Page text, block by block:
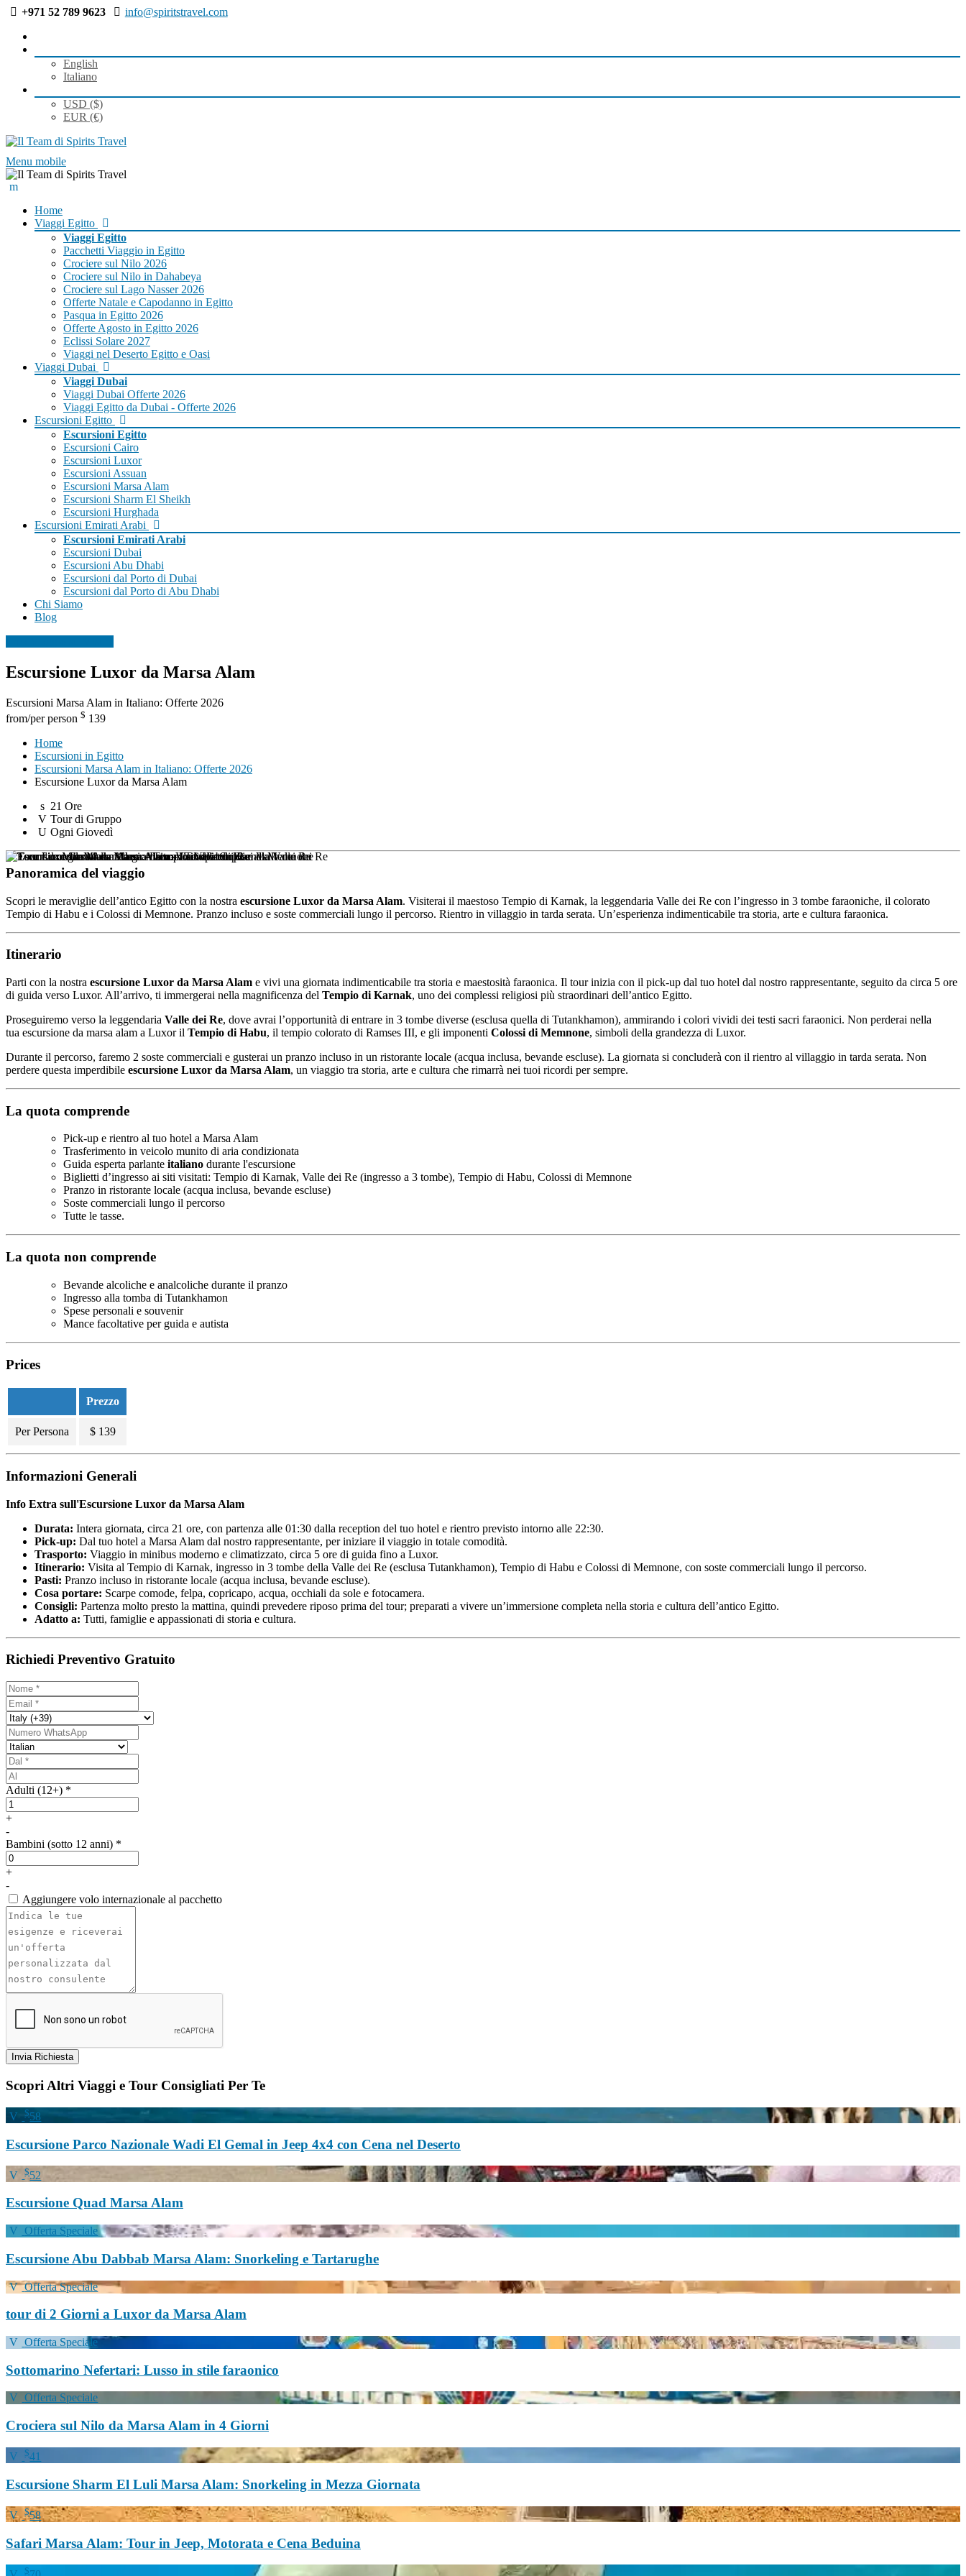
+971 52 789 9623 info@spiritstravel.com
English
Italiano
USD ($)
EUR (€)
Menu mobile
Home
Viaggi Egitto
Viaggi Egitto
Pacchetti Viaggio in Egitto
Crociere sul Nilo 2026
Crociere sul Nilo in Dahabeya
Crociere sul Lago Nasser 2026
Offerte Natale e Capodanno in Egitto
Pasqua in Egitto 2026
Offerte Agosto in Egitto 2026
Eclissi Solare 2027
Viaggi nel Deserto Egitto e Oasi
Viaggi Dubai
Viaggi Dubai
Viaggi Dubai Offerte 2026
Viaggi Egitto da Dubai - Offerte 2026
Escursioni Egitto
Escursioni Egitto
Escursioni Cairo
Escursioni Luxor
Escursioni Assuan
Escursioni Marsa Alam
Escursioni Sharm El Sheikh
Escursioni Hurghada
Escursioni Emirati Arabi
Escursioni Emirati Arabi
Escursioni Dubai
Escursioni Abu Dhabi
Escursioni dal Porto di Dubai
Escursioni dal Porto di Abu Dhabi
Chi Siamo
Blog
Escursione Luxor da Marsa Alam
Escursioni Marsa Alam in Italiano: Offerte 2026
from/per person $ 139
Home
Escursioni in Egitto
Escursioni Marsa Alam in Italiano: Offerte 2026
Escursione Luxor da Marsa Alam
21 Ore
Tour di Gruppo
Ogni Giovedì
Panoramica del viaggio
Scopri le meraviglie dell’antico Egitto con la nostra escursione Luxor da Marsa Alam. Visiterai il maestoso Tempio di Karnak, la leggendaria Valle dei Re con l’ingresso in 3 tombe faraoniche, il colorato
Tempio di Habu e i Colossi di Memnone. Pranzo incluso e soste commerciali lungo il percorso. Rientro in villaggio in tarda serata. Un’esperienza indimenticabile tra storia, arte e cultura faraonica.
Itinerario
Parti con la nostra escursione Luxor da Marsa Alam e vivi una giornata indimenticabile tra storia e maestosità faraonica. Il tour inizia con il pick-up dal tuo hotel dal nostro rappresentante, seguito da circa 5 ore
di guida verso Luxor. All’arrivo, ti immergerai nella magnificenza del Tempio di Karnak, uno dei complessi religiosi più straordinari dell’antico Egitto.
Proseguiremo verso la leggendaria Valle dei Re, dove avrai l’opportunità di entrare in 3 tombe diverse (esclusa quella di Tutankhamon), ammirando i colori vividi dei testi sacri faraonici. Non perderai nella
tua escursione da marsa alam a Luxor il Tempio di Habu, il tempio colorato di Ramses III, e gli imponenti Colossi di Memnone, simboli della grandezza di Luxor.
Durante il percorso, faremo 2 soste commerciali e gusterai un pranzo incluso in un ristorante locale (acqua inclusa, bevande escluse). La giornata si concluderà con il rientro al villaggio in tarda serata. Non
perdere questa imperdibile escursione Luxor da Marsa Alam, un viaggio tra storia, arte e cultura che rimarrà nei tuoi ricordi per sempre.
La quota comprende
Pick-up e rientro al tuo hotel a Marsa Alam
Trasferimento in veicolo munito di aria condizionata
Guida esperta parlante italiano durante l'escursione
Biglietti d’ingresso ai siti visitati: Tempio di Karnak, Valle dei Re (ingresso a 3 tombe), Tempio di Habu, Colossi di Memnone
Pranzo in ristorante locale (acqua inclusa, bevande escluse)
Soste commerciali lungo il percorso
Tutte le tasse.
La quota non comprende
Bevande alcoliche e analcoliche durante il pranzo
Ingresso alla tomba di Tutankhamon
Spese personali e souvenir
Mance facoltative per guida e autista
Prices
Prezzo
Per Persona $ 139
Informazioni Generali
Info Extra sull'Escursione Luxor da Marsa Alam
Durata: Intera giornata, circa 21 ore, con partenza alle 01:30 dalla reception del tuo hotel e rientro previsto intorno alle 22:30.
Pick-up: Dal tuo hotel a Marsa Alam dal nostro rappresentante, per iniziare il viaggio in totale comodità.
Trasporto: Viaggio in minibus moderno e climatizzato, circa 5 ore di guida fino a Luxor.
Itinerario: Visita al Tempio di Karnak, ingresso in 3 tombe della Valle dei Re (esclusa Tutankhamon), Tempio di Habu e Colossi di Memnone, con soste commerciali lungo il percorso.
Pasti: Pranzo incluso in ristorante locale (acqua inclusa, bevande escluse).
Cosa portare: Scarpe comode, felpa, copricapo, acqua, occhiali da sole e fotocamera.
Consigli: Partenza molto presto la mattina, quindi prevedere riposo prima del tour; preparati a vivere un’immersione completa nella storia e cultura dell’antico Egitto.
Adatto a: Tutti, famiglie e appassionati di storia e cultura.
Richiedi Preventivo Gratuito
Adulti (12+) *
+
-
Bambini (sotto 12 anni) *
+
-
Aggiungere volo internazionale al pacchetto
Invia Richiesta
Scopri Altri Viaggi e Tour Consigliati Per Te
$58
Escursione Parco Nazionale Wadi El Gemal in Jeep 4x4 con Cena nel Deserto
$52
Escursione Quad Marsa Alam
Offerta Speciale
Escursione Abu Dabbab Marsa Alam: Snorkeling e Tartarughe
Offerta Speciale
tour di 2 Giorni a Luxor da Marsa Alam
Offerta Speciale
Sottomarino Nefertari: Lusso in stile faraonico
Offerta Speciale
Crociera sul Nilo da Marsa Alam in 4 Giorni
$41
Escursione Sharm El Luli Marsa Alam: Snorkeling in Mezza Giornata
$58
Safari Marsa Alam: Tour in Jeep, Motorata e Cena Beduina
$